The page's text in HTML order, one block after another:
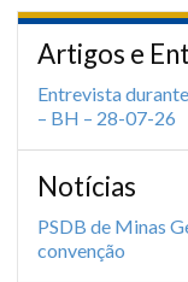
Artigos e
Entrevista
– BH – 28-07-26
Notícias
PSDB de Minas
convenção